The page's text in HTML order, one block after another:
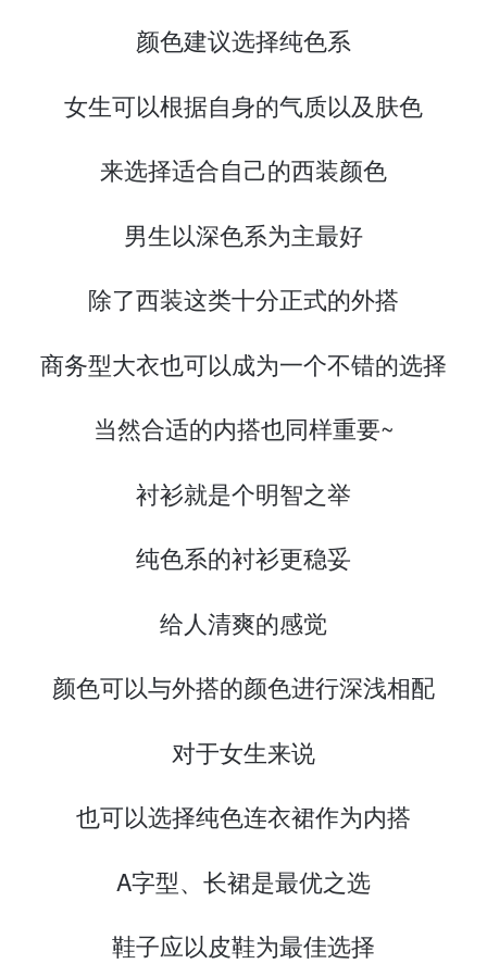
颜色建议选择纯色系
女生可以根据自身的气质以及肤色
来选择适合自己的西装颜色
男生以深色系为主最好
除了西装这类十分正式的外搭
商务型大衣也可以成为一个不错的选择
当然合适的内搭也同样重要~
衬衫就是个明智之举
纯色系的衬衫更稳妥
给人清爽的感觉
颜色可以与外搭的颜色进行深浅相配
对于女生来说
也可以选择纯色连衣裙作为内搭
A字型、长裙是最优之选
鞋子应以皮鞋为最佳选择